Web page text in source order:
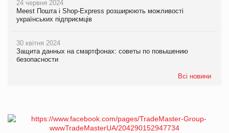
24 червня 2024
Meest Пошта і Shop-Express розширюють можливості
українських підприємців
30 квітня 2024
Защита данных на смартфонах: советы по повышению
безопасности
Всі новини